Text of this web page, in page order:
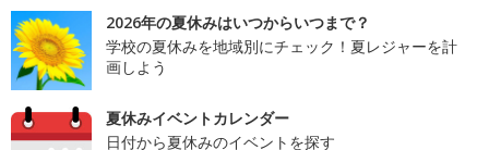
2026年の夏休みはいつからいつまで？
学校の夏休みを地域別にチェック！夏レジャーを計
画しよう
夏休みイベントカレンダー
日付から夏休みのイベントを探す